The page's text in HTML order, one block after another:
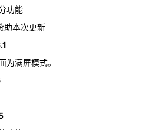
功能
本次更新
满屏模式。